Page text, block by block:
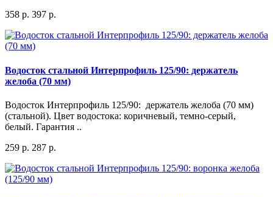
358 р. 397 р.
Водосток стальной Интерпрофиль 125/90: держатель
желоба (70 мм)
Водосток Интерпрофиль 125/90: держатель желоба (70 мм)
(стальной). Цвет водостока: коричневый, темно-серый,
белый. Гарантия ..
259 р. 287 р.